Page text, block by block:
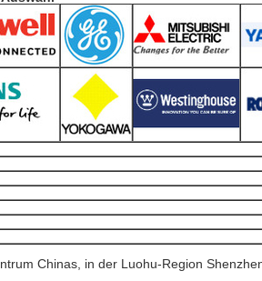
Chinas, in der Luohu-Region